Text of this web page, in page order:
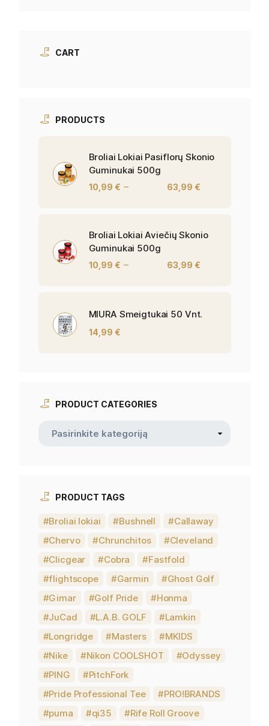
CART
PRODUCTS
Broliai Lokiai Pasiflorų Skonio
Guminukai 500g
10,99 € – 63,99 €
Broliai Lokiai Aviečių Skonio
Guminukai 500g
10,99 € – 63,99 €
MIURA Smeigtukai 50 Vnt.
14,99 €
PRODUCT CATEGORIES
PRODUCT TAGS
Broliai lokiai Bushnell
Callaway
Chervo
Chrunchitos
Cleveland
Clicgear
Cobra
Fastfold
flightscope
Garmin
Ghost Golf
Gimar
Golf Pride
Honma
JuCad
L.A.B. GOLF
Lamkin
Longridge
Masters
MKIDS
Nike
Nikon COOLSHOT
Odyssey
PING
PitchFork
Pride Professional Tee
PRO!BRANDS
puma
qi35
Rife Roll Groove